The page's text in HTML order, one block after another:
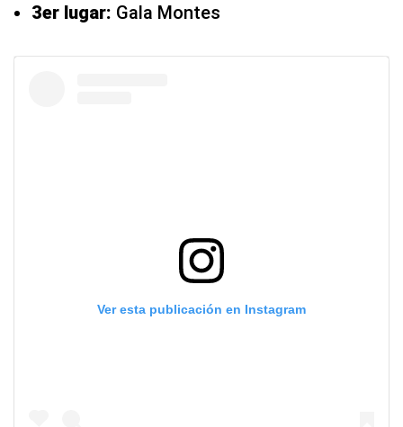
3er lugar: Gala Montes
Ver esta publicación en Instagram